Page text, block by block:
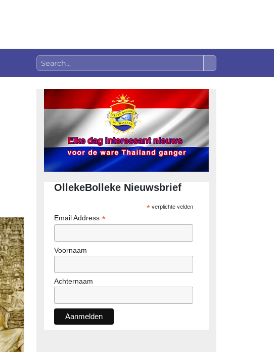
OllekeBolleke Nieuwsbrief
*verplichte velden
Email Address *
Voornaam
Achternaam